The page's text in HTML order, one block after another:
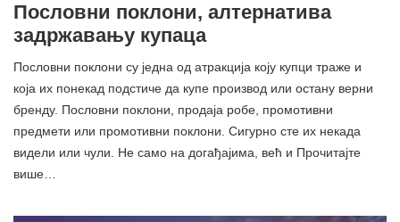
Пословни поклони, алтернатива
задржавању купаца
Пословни поклони су једна од атракција коју купци траже и
која их понекад подстиче да купе производ или остану верни
бренду. Пословни поклони, продаја робе, промотивни
предмети или промотивни поклони. Сигурно сте их некада
видели или чули. Не само на догађајима, већ и Прочитајте
више…